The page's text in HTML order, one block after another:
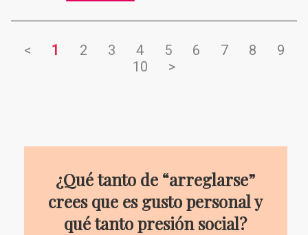
< 1 2 3 4 5 6 7 8
9
10
>
¿Qué tanto de “arreglarse”
crees que es gusto personal y
qué tanto presión social?